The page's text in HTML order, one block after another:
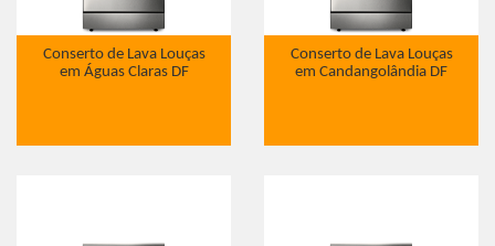
Conserto de Lava Louças
em Águas Claras DF
Conserto de Lava Louças
em Candangolândia DF